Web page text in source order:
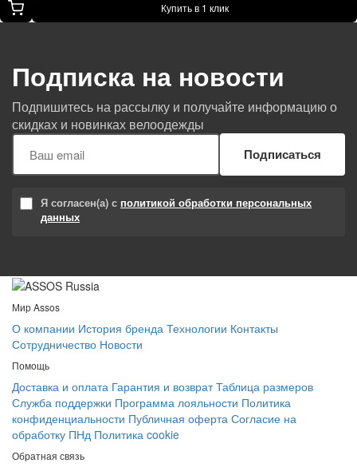
Купить в 1 клик
Подписка на новости
Подпишитесь на рассылку и получайте информацию о
скидках и новинках велоодежды
Подписаться
Я согласен(а) с политикой обработки персональных
данных
Мир Assos
О компании История бренда Технологии Контакты
Сотрудничество Новости
Помощь
Доставка и оплата Гарантия и возврат Таблица размеров
Служба поддержки Программа лояльности Политика
конфиденциальности Публичная оферта Согласие на
обработку ПНд Политика cookie
Обратная связь